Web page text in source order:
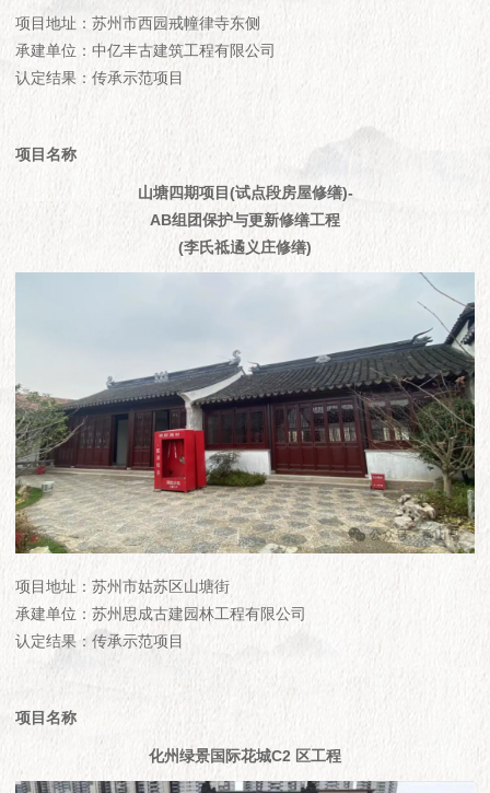
项目地址：苏州市西园戒幢律寺东侧
承建单位：中亿丰古建筑工程有限公司
认定结果：传承示范项目
项目名称
山塘四期项目(试点段房屋修缮)-
AB组团保护与更新修缮工程
(李氏祗遹义庄修缮)
项目地址：苏州市姑苏区山塘街
承建单位：苏州思成古建园林工程有限公司
认定结果：传承示范项目
项目名称
化州绿景国际花城C2 区工程